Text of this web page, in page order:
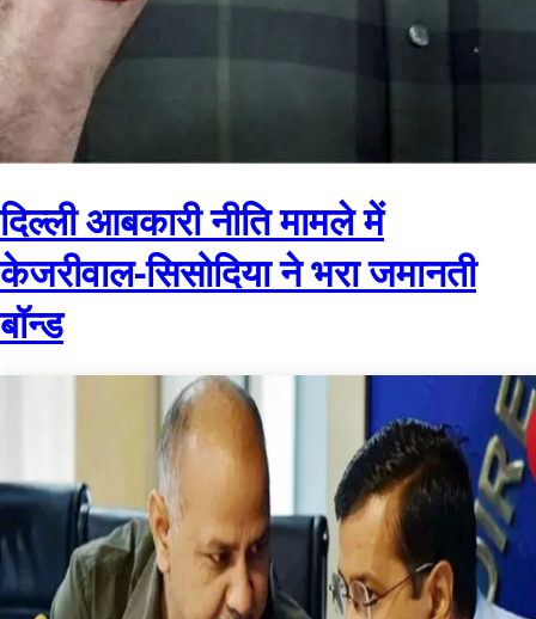
दिल्ली आबकारी नीति मामले में
केजरीवाल-सिसोदिया ने भरा जमानती
बॉन्ड